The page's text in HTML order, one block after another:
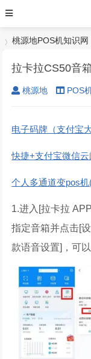
桃源地POS机知识网
›
拉卡拉CS50音
桃源地 POS
电子码牌（支付宝
快捷+支付宝微信
个人多通道变pos
1.进入[拉卡拉
指定音箱并点击[
款语音设置]，可